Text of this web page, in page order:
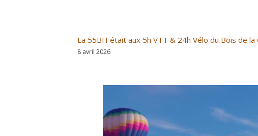
La 55BH était aux 5h VTT & 24h Vélo du Bois de la
8 avril 2026